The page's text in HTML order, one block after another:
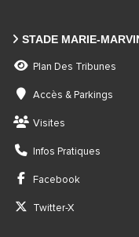
STADE MARIE-
Plan Des Tribunes
Accès & Parkings
Visites
Infos Pratiques
Facebook
Twitter-X